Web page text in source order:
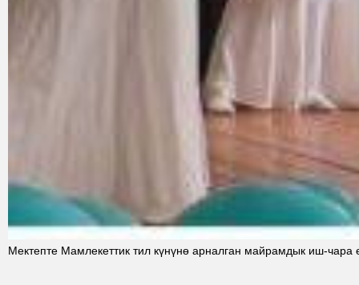
Мектепте Мамлекеттик тил күнүнө арналган майрамдык иш-чара